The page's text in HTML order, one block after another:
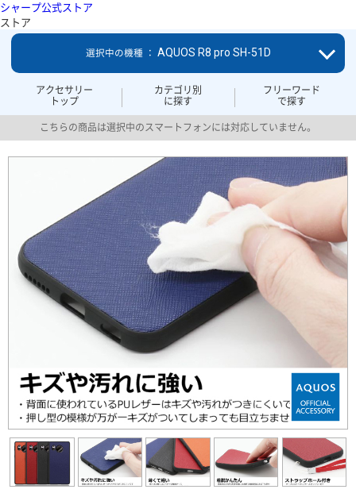
シャープ公式ストア
ストア
アクセサリー
トップ
カテゴリ別
に探す
フリーワード
で探す
選択中の機種 ： AQUOS R8 pro SH-51D
こちらの商品は選択中のスマートフォンには対応していません。